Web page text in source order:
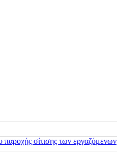
σίτισης των εργαζόμενων